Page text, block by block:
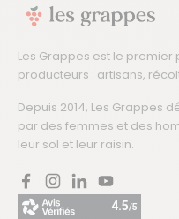
Les Grappes est le
producteurs : artisans,
Depuis 2014, Les Grappes
par des femmes et des
leur sol et leur raisin.
FacebookInstagram
LinkedInYouTube